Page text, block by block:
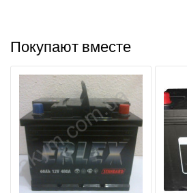
Покупают вместе